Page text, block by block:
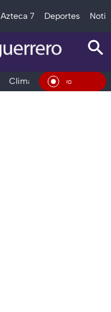
Azteca 7 Deportes
Clima Deportes En